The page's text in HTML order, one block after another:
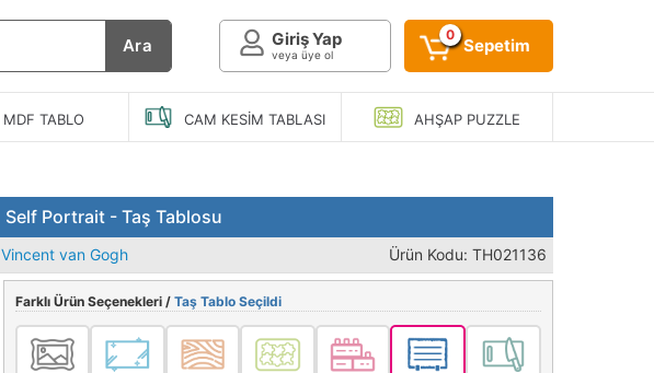
Ara Giriş Yap
veya üye ol
0
Sepetim
MDF TABLO CAM KESIM TABLASI AHŞAPPUZZLE
Self Portrait - Taş Tablosu
Vincent van Gogh Ürün Kodu: TH021136
Farklı Ürün Seçenekleri / Taş Tablo Seçildi